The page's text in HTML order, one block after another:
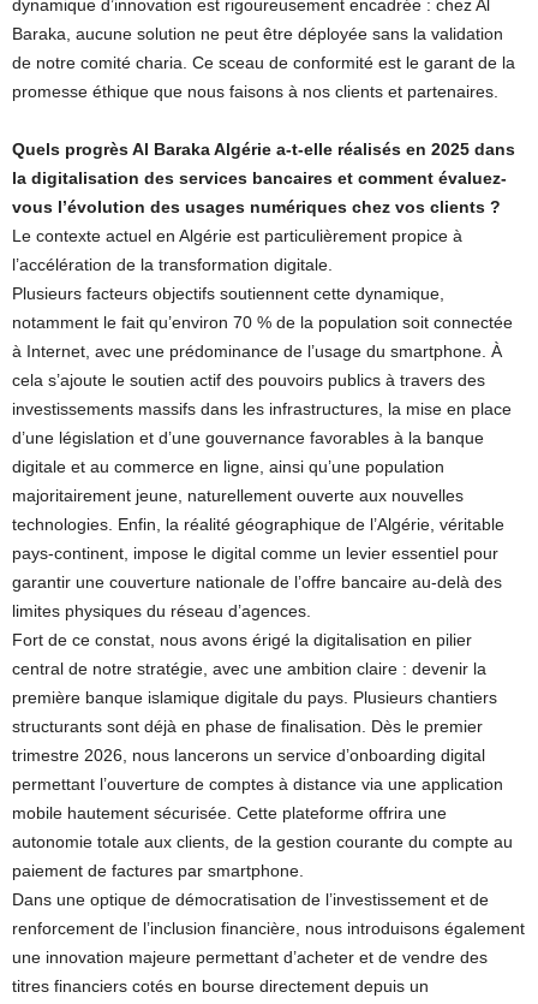
dynamique d’innovation est rigoureusement encadrée : chez Al
Baraka, aucune solution ne peut être déployée sans la validation
de notre comité charia. Ce sceau de conformité est le garant de la
promesse éthique que nous faisons à nos clients et partenaires.
Quels progrès Al Baraka Algérie a-t-elle réalisés en 2025 dans
la digitalisation des services bancaires et comment évaluez-
vous l’évolution des usages numériques chez vos clients ?
Le contexte actuel en Algérie est particulièrement propice à
l’accélération de la transformation digitale.
Plusieurs facteurs objectifs soutiennent cette dynamique,
notamment le fait qu’environ 70 % de la population soit connectée
à Internet, avec une prédominance de l’usage du smartphone. À
cela s’ajoute le soutien actif des pouvoirs publics à travers des
investissements massifs dans les infrastructures, la mise en place
d’une législation et d’une gouvernance favorables à la banque
digitale et au commerce en ligne, ainsi qu’une population
majoritairement jeune, naturellement ouverte aux nouvelles
technologies. Enfin, la réalité géographique de l’Algérie, véritable
pays-continent, impose le digital comme un levier essentiel pour
garantir une couverture nationale de l’offre bancaire au-delà des
limites physiques du réseau d’agences.
Fort de ce constat, nous avons érigé la digitalisation en pilier
central de notre stratégie, avec une ambition claire : devenir la
première banque islamique digitale du pays. Plusieurs chantiers
structurants sont déjà en phase de finalisation. Dès le premier
trimestre 2026, nous lancerons un service d’onboarding digital
permettant l’ouverture de comptes à distance via une application
mobile hautement sécurisée. Cette plateforme offrira une
autonomie totale aux clients, de la gestion courante du compte au
paiement de factures par smartphone.
Dans une optique de démocratisation de l’investissement et de
renforcement de l’inclusion financière, nous introduisons également
une innovation majeure permettant d’acheter et de vendre des
titres financiers cotés en bourse directement depuis un